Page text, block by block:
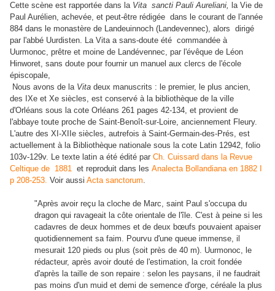
Cette scène est rapportée dans laVita sancti Pauli Aureliani, la Vie de
Paul Aurélien, achevée, et peut-être rédigée dans le courant de l'année
884 dans le monastère de Landeuinnoch (Landevennec), alors dirigé
par l'abbé Uurdisten. La Vita a sans-doute été commandée à
Uurmonoc, prêtre et moine de Landévennec, par l'évêque de Léon
Hinworet, sans doute pour fournir un manuel aux clercs de l'école
épiscopale,
Nous avons de la Vita deux manuscrits : le premier, le plus ancien,
des IXe et Xe siècles, est conservé à la bibliothèque de la ville
d'Orléans sous la cote Orléans 261 pages 42-134, et provient de
l'abbaye toute proche de Saint-Benoît-sur-Loire, anciennement Fleury.
L'autre des XI-XIIe siècles, autrefois à Saint-Germain-des-Prés, est
actuellement à la Bibliothèque nationale sous la cote Latin 12942, folio
103v-129v. Le texte latin a été édité par Ch. Cuissard dans la Revue
Celtique de 1881 et reproduit dans les Analecta Bollandiana en 1882 I
p 208-253. Voir aussi Acta sanctorum.
"Après avoir reçu la cloche de Marc, saint Paul s'occupa du
dragon qui ravageait la côte orientale de l'île. C'est à peine si les
cadavres de deux hommes et de deux bœufs pouvaient apaiser
quotidiennement sa faim. Pourvu d'une queue immense, il
mesurait 120 pieds ou plus (soit près de 40 m). Uurmonoc, le
rédacteur, après avoir douté de l'estimation, la croit fondée
d'après la taille de son repaire : selon les paysans, il ne faudrait
pas moins d'un muid et demi de semence d'orge, céréale la plus